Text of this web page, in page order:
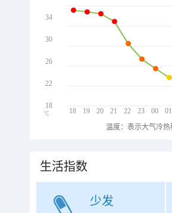
18 19 20 21 22 23 00 01
34
30
26
22
18
℃
温度：表示大气冷
生活指数
少发